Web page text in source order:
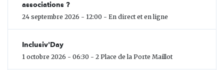
associations ?
24 septembre 2026 - 12:00 - En direct et en ligne
Inclusiv'Day
1 octobre 2026 - 06:30 - 2 Place de la Porte Maillot